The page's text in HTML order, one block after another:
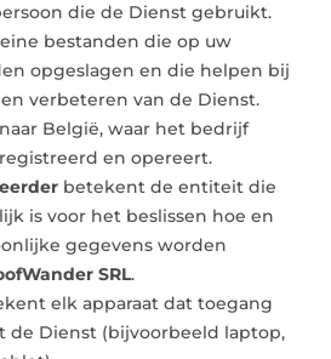
die de Dienst gebruikt.
bestanden die op uw
opgeslagen en die helpen bij
verbeteren van de Dienst.
België, waar het bedrijf
en opereert.
betekent de entiteit die
is voor het beslissen hoe en
gegevens worden
SRL.
elk apparaat dat toegang
de Dienst (bijvoorbeeld laptop,